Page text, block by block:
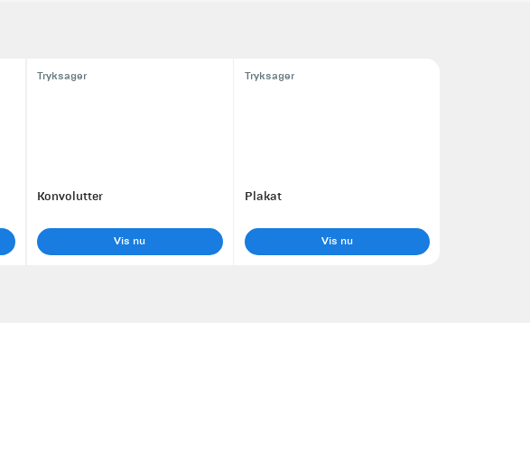
Tryksager
Konvolutter
Vis nu
Tryksager
Plakat
Vis nu